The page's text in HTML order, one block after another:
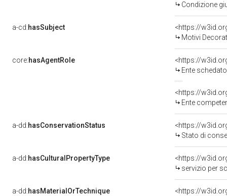
Condizione
a-cd:hasSubject
<https://
Motivi
core:hasAgentRole
<https://
Ente
<https://
Ente competente
a-dd:hasConservationStatus
<https://
Stato di
a-dd:hasCulturalPropertyType
<https://
servizio per
a-dd:hasMaterialOrTechnique
<https://